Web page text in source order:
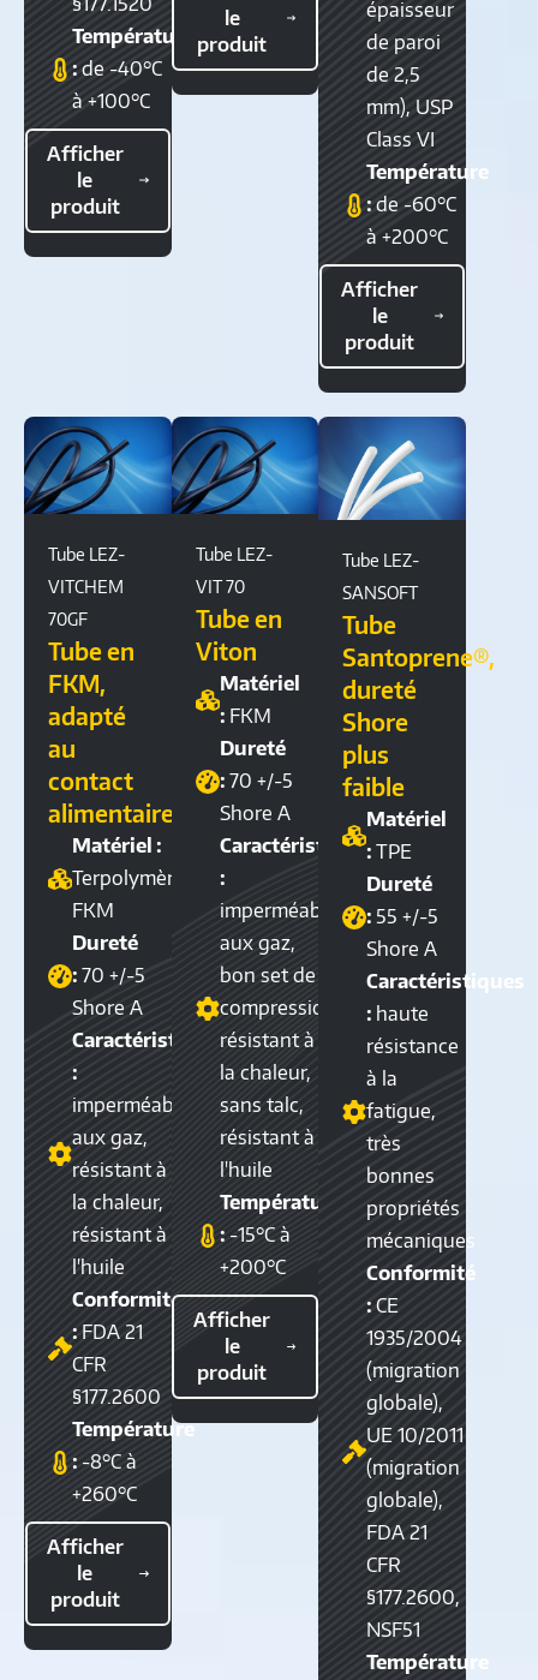
Température
: de -40°C
à +100°C
Afficher
le
produit
le
produit
épaisseur
de paroi
de 2,5
mm), USP
Class VI
Température
:de -60°C
à +200°C
Afficher
le
produit
Tube LEZ-
VITCHEM
70GF
Tube en
FKM,
adapté
au
contact
alimentaire
Matériel :
Terpolymère
FKM
Dureté
: 70 +/-5
Shore A
Caractéristiques
:
imperméable
aux gaz,
résistant à
la chaleur,
résistant à
l'huile
Conformité
: FDA 21
CFR
§177.2600
Température
: -8°C à
+260°C
Afficher
le
produit
Tube LEZ-
VIT 70
Tube en
Viton
Matériel
: FKM
Dureté
: 70 +/-5
Shore A
Caractéristiques
:
imperméable
aux gaz,
bon set de
compression,
résistant à
la chaleur,
sans talc,
résistant à
l'huile
Température
: -15°C à
+200°C
Afficher
le
produit
Tube LEZ-
SANSOFT
Tube
Santoprene®,
dureté
Shore
plus
faible
Matériel
:TPE
Dureté
:55 +/-5
Shore A
Caractéristiques
: haute
résistance
à la
fatigue,
très
bonnes
propriétés
mécaniques
Conformité
:CE
1935/2004
(migration
globale),
UE 10/2011
(migration
globale),
FDA 21
CFR
§177.2600,
NSF51
Température